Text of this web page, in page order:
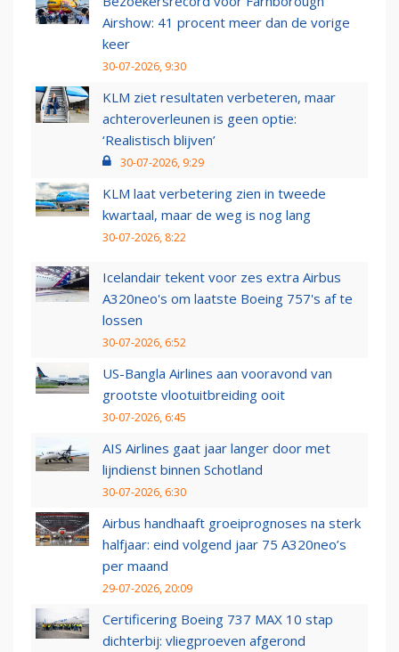
Airshow: 41 procent meer dan de vorige
keer
30-07-2026, 9:30
KLM ziet resultaten verbeteren, maar
achteroverleunen is geen optie:
‘Realistisch blijven’
30-07-2026, 9:29
KLM laat verbetering zien in tweede
kwartaal, maar de weg is nog lang
30-07-2026, 8:22
Icelandair tekent voor zes extra Airbus
A320neo's om laatste Boeing 757's af te
lossen
30-07-2026, 6:52
US-Bangla Airlines aan vooravond van
grootste vlootuitbreiding ooit
30-07-2026, 6:45
AIS Airlines gaat jaar langer door met
lijndienst binnen Schotland
30-07-2026, 6:30
Airbus handhaaft groeiprognoses na sterk
halfjaar: eind volgend jaar 75 A320neo’s
per maand
29-07-2026, 20:09
Certificering Boeing 737 MAX 10 stap
dichterbij: vliegproeven afgerond